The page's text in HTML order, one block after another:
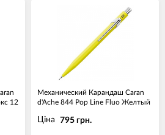
12
Механический Карандаш Caran
d'Ache 844 Pop Line Fluo Желтый
Ціна 795 грн.